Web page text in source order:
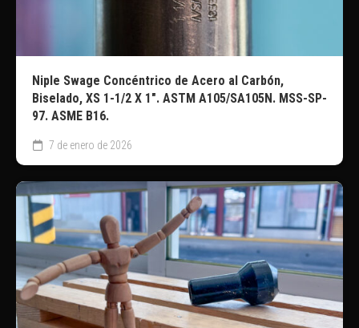
Niple Swage Concéntrico de Acero al Carbón,
Biselado, XS 1-1/2 X 1″. ASTM A105/SA105N. MSS-SP-
97. ASME B16.
7 de enero de 2026